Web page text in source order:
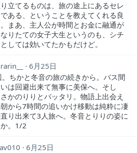
立てるものは、旅の途上にあるセレ
ある、ということを教えてくれる良
まあ、主人公が時間とお金に融通が
りたての女子大生というのも、シチ
しては効いてたかもだけど。
6月25日
ちかと冬音の旅の続きから。バス間
は回避出来て無事に美保へ。そし
かのりりとバッタリ。物語上出会え
から7時間の追いかけ移動は純粋に凄
り出来て3人旅へ。冬音とりりの姿に
。1/2
6月25日